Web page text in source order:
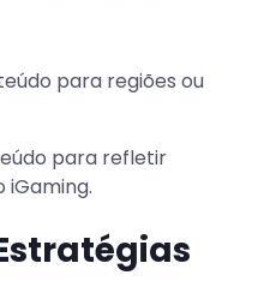
para regiões ou
para refletir
iGaming.